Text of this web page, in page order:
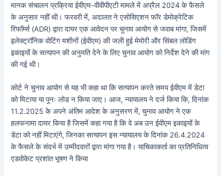
मानक संचालन प्रक्रिया ईवीएम-वीवीपीएटी मामले में अप्रैल 2024 के फैसले
के अनुसार नहीं थी। फरवरी में, अदालत ने एसोसिएशन फॉर डेमोक्रेटिक
रिफॉर्म्स (ADR) द्वारा दायर एक आवेदन पर चुनाव आयोग से जवाब मांगा, जिसमें
इलेक्ट्रॉनिक वोटिंग मशीनों (ईवीएम) की जली हुई मेमोरी और सिंबल लोडिंग
इकाइयों के सत्यापन की अनुमति देने के लिए चुनाव आयोग को निर्देश देने की मांग
की गई थी।
कोर्ट ने चुनाव आयोग से यह भी कहा था कि सत्यापन करते समय ईवीएम में डेटा
को मिटाया या पुनः लोड न किया जाए। आज, न्यायालय ने दर्ज किया कि, दिनांक
11.2.2025 के अपने अंतिम आदेश के अनुसरण में, चुनाव आयोग ने एक
हलफनामा दायर किया है जिसमें कहा गया है कि वे अब उन ईवीएम इकाइयों के
डेटा को नहीं मिटाएंगे, जिनका सत्यापन इस न्यायालय के दिनांक 26.4.2024
के फैसले के संदर्भ में उम्मीदवारों द्वारा मांगा गया है। याचिकाकर्ता का प्रतिनिधित्व
एडवोकेट प्रशांत भूषण ने किया